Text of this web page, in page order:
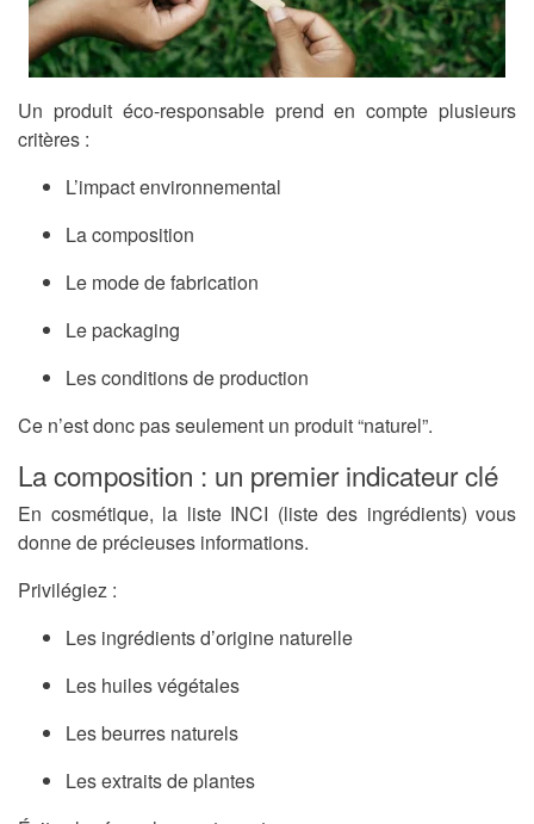
Un produit éco-responsable prend en compte plusieurs
critères :
L’impact environnemental
La composition
Le mode de fabrication
Le packaging
Les conditions de production
Ce n’est donc pas seulement un produit “naturel”.
La composition : un premier indicateur clé
En cosmétique, la liste INCI (liste des ingrédients) vous
donne de précieuses informations.
Privilégiez :
Les ingrédients d’origine naturelle
Les huiles végétales
Les beurres naturels
Les extraits de plantes